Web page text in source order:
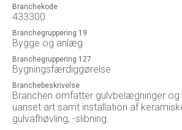
Branchekode
433300
Branchegruppering 19
Bygge og anlæg
Branchegruppering 127
Bygningsfærdiggørelse
Branchebeskrivelse
Branchen omfatter gulvbelægninger
uanset art samt installation af
gulvafhøvling, -slibning.